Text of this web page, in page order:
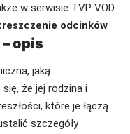
w serwisie TVP VOD.
odcinków
opis
jaką
się, że jej rodzina i
które je łączą.
szczegóły